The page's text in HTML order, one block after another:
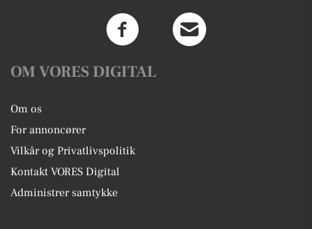
OM VORES DIGITAL
Om os
For annoncører
Vilkår og Privatlivspolitik
Kontakt VORES Digital
Administrer samtykke